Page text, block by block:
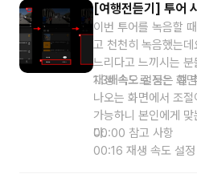
중에서 꼭 빠지지
물관이죠. 영국박
시대부터 전 세계
보관하고 있는데요
지 아시나요? 들으
무려 800만 점의
말 엄청난 숫자죠?
니 전부 다 전시하
시하고 있지만 그
[여행전듣기] 투어
이번 투어를 녹음할
고 천천히 녹음했는
느리다고 느끼시는
1.3배속으로 듣는 걸
재생 속도 설정은 화
나오는 화면에서 조
가능하니 본인에게
다.
00:00 참고 사항
00:16 재생 속도 설정